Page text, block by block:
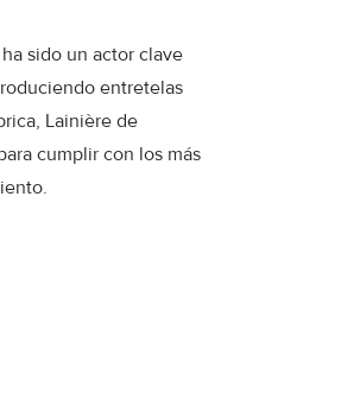
sido un actor clave
entretelas
Lainière de
cumplir con los más